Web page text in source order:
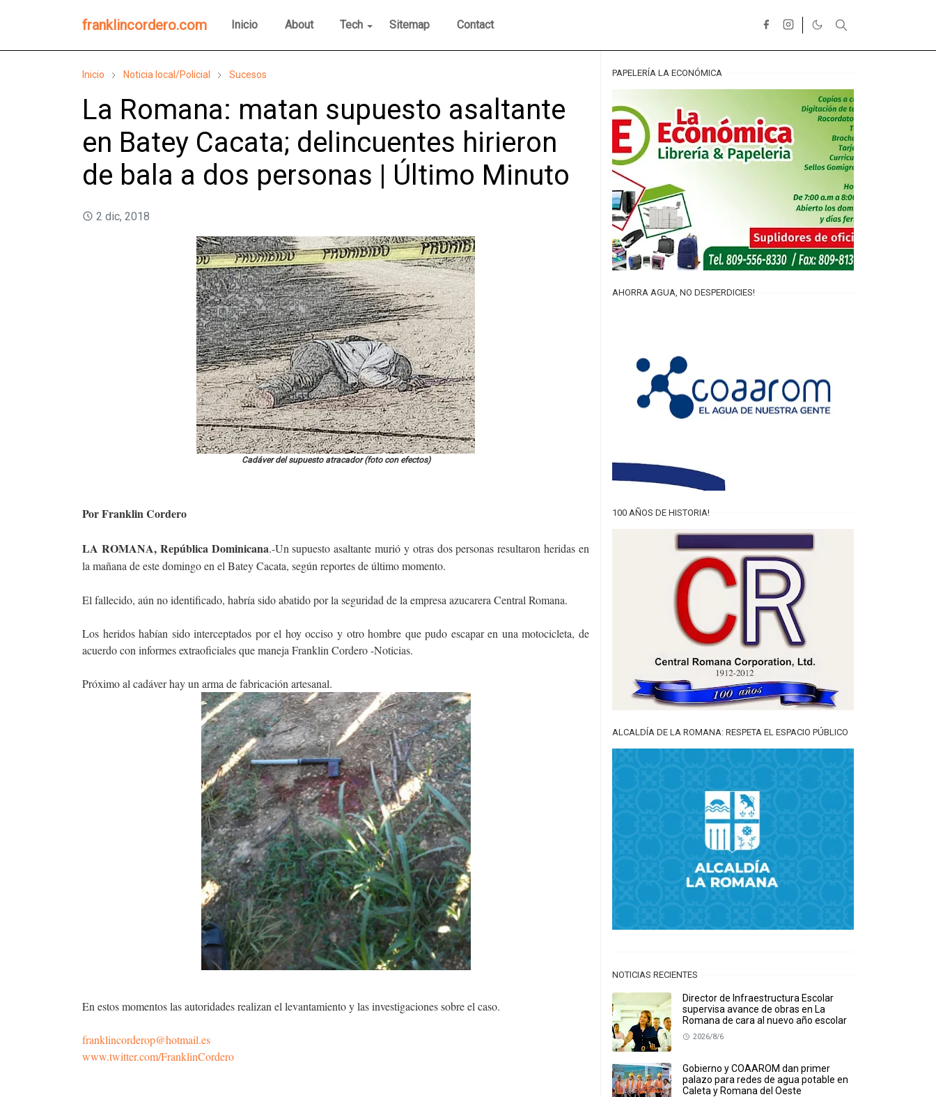
franklincordero.com Inicio About Tech Sitemap Contact
Inicio Noticia local/Policial Sucesos
La Romana: matan supuesto asaltante
en Batey Cacata; delincuentes hirieron
de bala a dos personas | Último Minuto
2 dic, 2018
Cadáver del supuesto atracador (foto con efectos)
Por Franklin Cordero
LA ROMANA, República Dominicana.-Un supuesto asaltante murió y otras dos personas resultaron heridas en
la mañana de este domingo en el Batey Cacata, según reportes de último momento.
El fallecido, aún no identificado, habría sido abatido por la seguridad de la empresa azucarera Central Romana.
Los heridos habían sido interceptados por el hoy occiso y otro hombre que pudo escapar en una motocicleta, de
acuerdo con informes extraoficiales que maneja Franklin Cordero -Noticias.
Próximo al cadáver hay un arma de fabricación artesanal.
En estos momentos las autoridades realizan el levantamiento y las investigaciones sobre el caso.
franklincorderop@hotmail.es
www.twitter.com/FranklinCordero
PAPELERÍA LA ECONÓMICA
AHORRA AGUA, NO DESPERDICIES!
100 AÑOS DE HISTORIA!
ALCALDÍA DE LA ROMANA: RESPETA EL ESPACIO PÚBLICO
NOTICIAS RECIENTES
Director de Infraestructura Escolar
supervisa avance de obras en La
Romana de cara al nuevo año escolar
2026/8/6
Gobierno y COAAROM dan primer
palazo para redes de agua potable en
Caleta y Romana del Oeste